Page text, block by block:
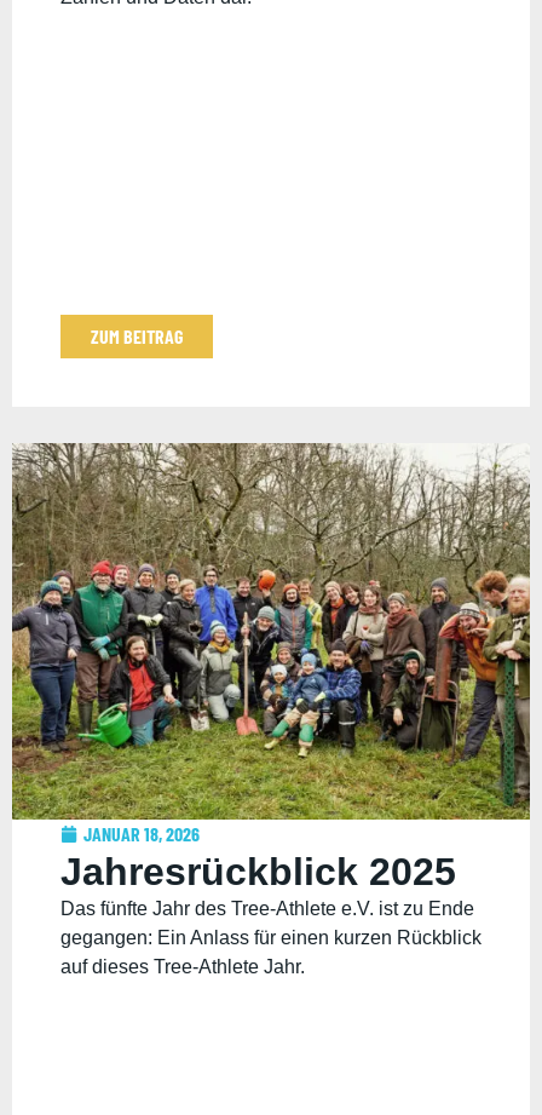
ZUM BEITRAG
JANUAR 18, 2026
Jahresrückblick 2025
Das fünfte Jahr des Tree-Athlete e.V. ist zu Ende
gegangen: Ein Anlass für einen kurzen Rückblick
auf dieses Tree-Athlete Jahr.